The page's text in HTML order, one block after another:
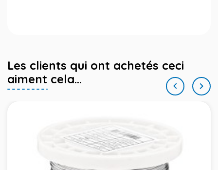
Les clients qui ont achetés ceci
aiment cela...
 